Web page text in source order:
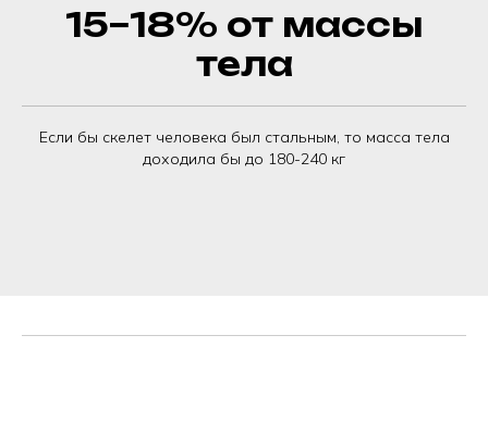
15−18% от массы
тела
Если бы скелет человека был стальным, то масса тела
доходила бы до 180-240 кг